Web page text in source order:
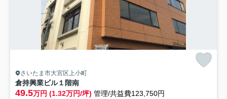
さいたま市大宮区上小町
倉持興業ビル１階南
49.5万円 (1.32万円/坪) 管理/共益費123,750円